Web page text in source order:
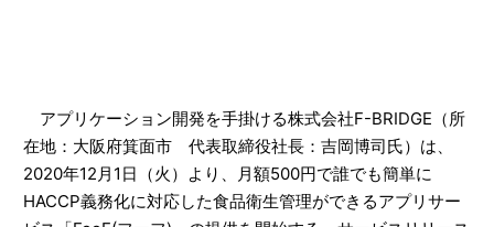
アプリケーション開発を手掛ける株式会社F-BRIDGE（所
在地：大阪府箕面市 代表取締役社長：吉岡博司氏）は、
2020年12月1日（火）より、月額500円で誰でも簡単に
HACCP義務化に対応した食品衛生管理ができるアプリサー